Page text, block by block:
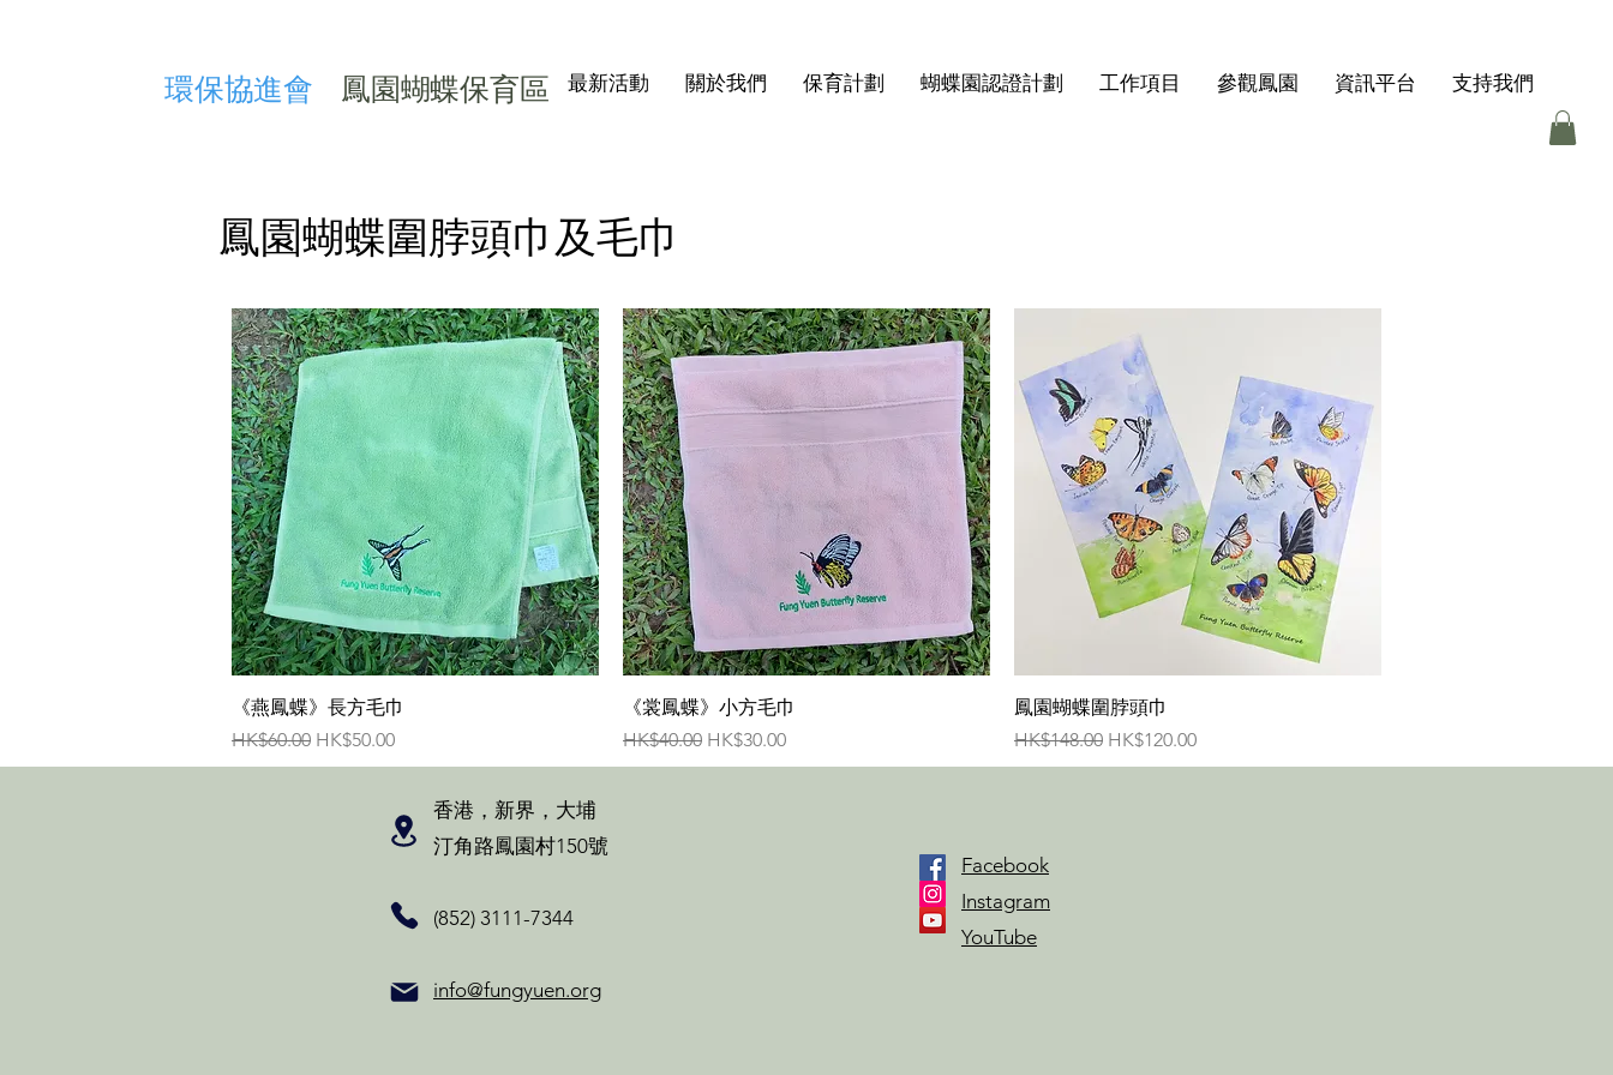
​環保協進會 鳳園蝴蝶保育區 最新活動 關於我們 保育計劃 蝴蝶園認證計劃 工作項目 參觀鳳園 資訊平台 支持我們
鳳園蝴蝶圍脖頭巾及毛巾
快速瀏覽
《燕鳳蝶》長方毛巾
一般價格
HK$60.00 促銷價格
HK$50.00
快速瀏覽
《裳鳳蝶》小方毛巾
一般價格
HK$40.00 促銷價格
HK$30.00
快速瀏覽
鳳園蝴蝶圍脖頭巾
一般價格
HK$148.00 促銷價格
HK$120.00
香港，新界，大埔
汀角路鳳園村150號
(852) 3111-7344
info@fungyuen.org
Facebook
Instagram
YouTube